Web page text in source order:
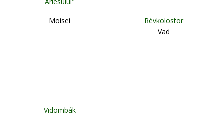
Albac
Moisei
Révkolostor
Vad
Vidombák